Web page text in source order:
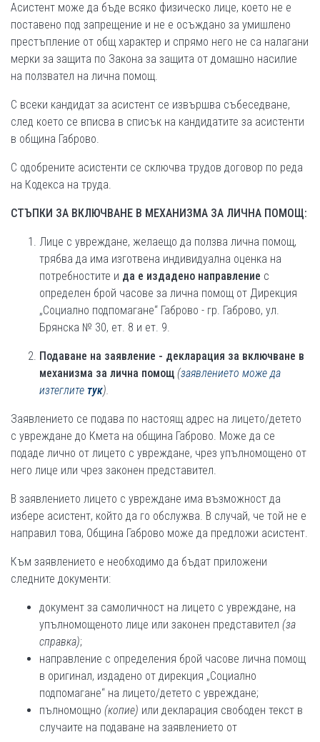
Асистент може да бъде всяко физическо лице, което не е
поставено под запрещение и не е осъждано за умишлено
престъпление от общ характер и спрямо него не са налагани
мерки за защита по Закона за защита от домашно насилие
на ползвател на лична помощ.
С всеки кандидат за асистент се извършва събеседване,
след което се вписва в списък на кандидатите за асистенти
в община Габрово.
С одобрените асистенти се сключва трудов договор по реда
на Кодекса на труда.
СТЪПКИ ЗА ВКЛЮЧВАНЕ В МЕХАНИЗМА ЗА ЛИЧНА ПОМОЩ:
Лице с увреждане, желаещо да ползва лична помощ,
трябва да има изготвена индивидуална оценка на
потребностите и да е издадено направление с
определен брой часове за лична помощ от Дирекция
„Социално подпомагане“ Габрово - гр. Габрово, ул.
Брянска № 30, ет. 8 и ет. 9.
Подаване на заявление - декларация за включване в
механизма за лична помощ (заявлението може да
изтеглите тук).
Заявлението се подава по настоящ адрес на лицето/детето
с увреждане до Кмета на община Габрово. Може да се
подаде лично от лицето с увреждане, чрез упълномощено от
него лице или чрез законен представител.
В заявлението лицето с увреждане има възможност да
избере асистент, който да го обслужва. В случай, че той не е
направил това, Община Габрово може да предложи асистент.
Към заявлението е необходимо да бъдат приложени
следните документи:
документ за самоличност на лицето с увреждане, на
упълномощеното лице или законен представител (за
справка);
направление с определения брой часове лична помощ
в оригинал, издадено от дирекция „Социално
подпомагане“ на лицето/детето с увреждане;
пълномощно (копие) или декларация свободен текст в
случаите на подаване на заявлението от